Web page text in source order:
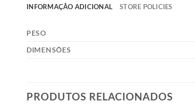
INFORMAÇÃO ADICIONAL STORE POLICIES
PESO
DIMENSÕES
PRODUTOS RELACIONADOS